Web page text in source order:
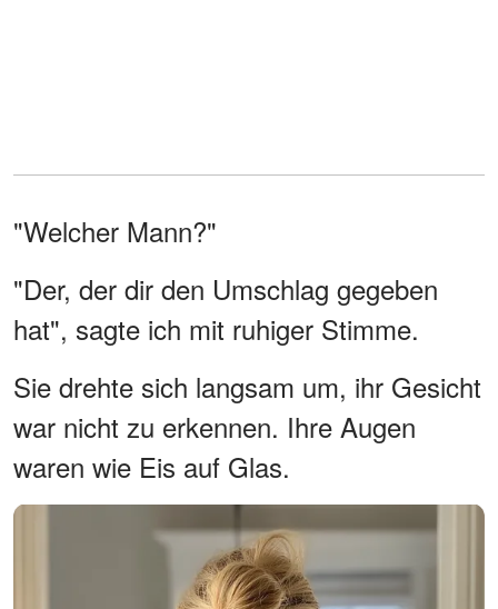
"Welcher Mann?"
"Der, der dir den Umschlag gegeben
hat", sagte ich mit ruhiger Stimme.
Sie drehte sich langsam um, ihr Gesicht
war nicht zu erkennen. Ihre Augen
waren wie Eis auf Glas.